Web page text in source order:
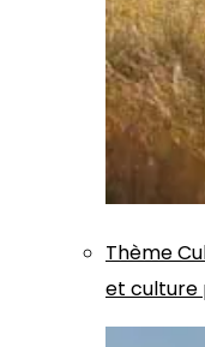
Thème
et culture